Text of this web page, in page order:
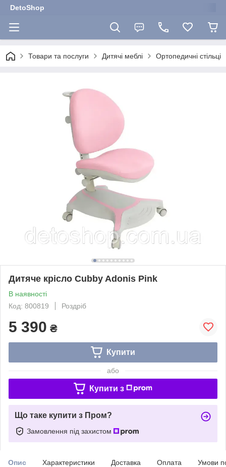
DetoShop
Товари та послуги Дитячі меблі Ортопедичні стільці
Дитяче крісло Cubby Adonis Pink
В наявності
Код: 800819
Роздріб
5 390 ₴
Купити
або
Купити з
Що таке купити з Пром?
Замовлення під захистом
Опис Характеристики Доставка Оплата Умови